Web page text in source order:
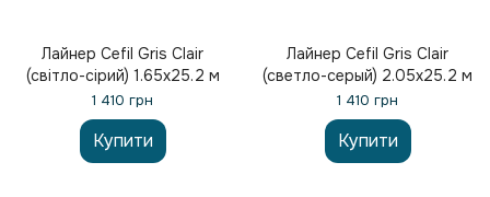
Лайнер Cefil Gris Clair
(світло-сірий) 1.65х25.2 м
1 410 грн
Купити
Лайнер Cefil Gris Clair
(светло-серый) 2.05х25.2 м
1 410 грн
Купити